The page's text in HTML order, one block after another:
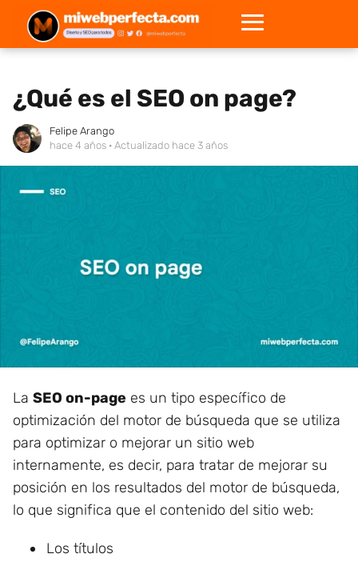
¿Qué es el SEO on page?
Felipe Arango
hace 4 años · Actualizado hace 3 años
La SEO on-page es un tipo específico de
optimización del motor de búsqueda que se utiliza
para optimizar o mejorar un sitio web
internamente, es decir, para tratar de mejorar su
posición en los resultados del motor de búsqueda,
lo que significa que el contenido del sitio web:
Los títulos